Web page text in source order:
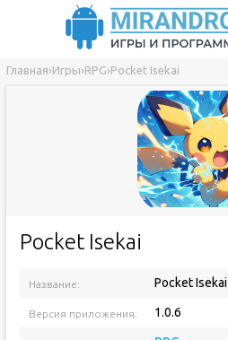
Главная›Игры›RPG›Pocket Isekai
Pocket Isekai
Название: Pocket Isekai
Версия приложения: 1.0.6